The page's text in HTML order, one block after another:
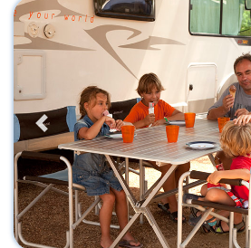
Previous